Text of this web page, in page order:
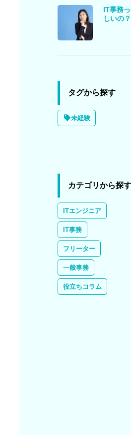
IT事務
しいの？
タグから探す
未経験
カテゴリから探す
ITエンジニア
IT事務
フリーター
一般事務
役立ちコラム